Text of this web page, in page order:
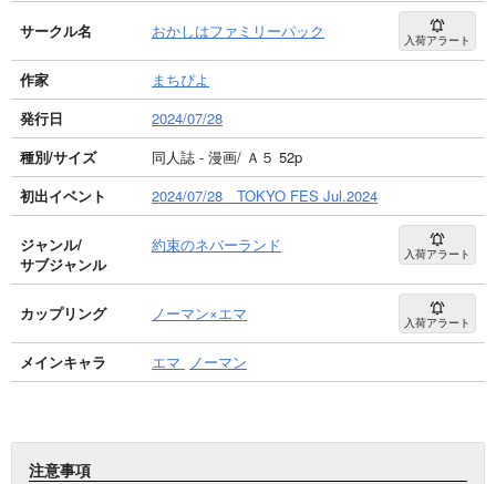
サークル名 おかしはファミリーパック 入荷アラート
作家
まちぴよ
発行日
2024/07/28
種別/サイズ
同人誌 - 漫画/ Ａ５ 52p
初出イベント
2024/07/28 TOKYO FES Jul.2024
ジャンル/
サブジャンル
約束のネバーランド 入荷アラート
カップリング ノーマン×エマ 入荷アラート
メインキャラ エマ ノーマン
注意事項